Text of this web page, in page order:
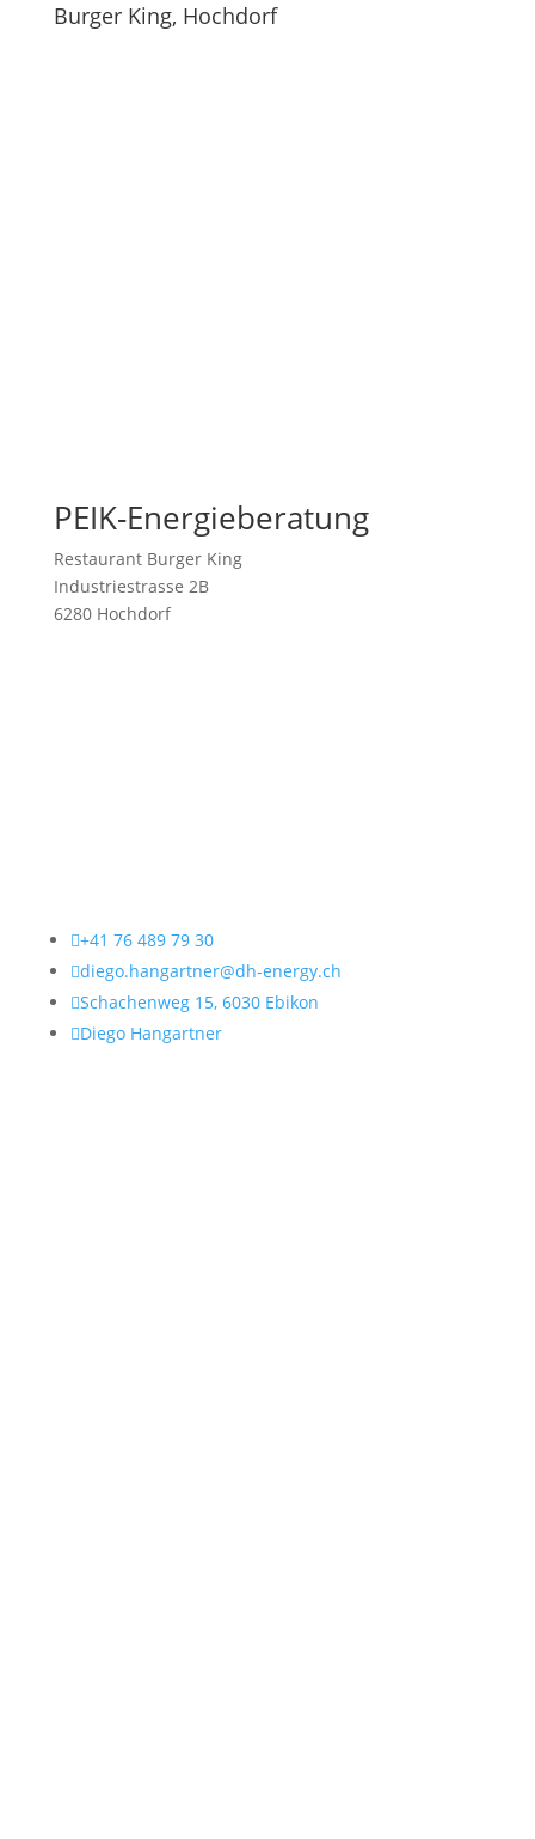
Burger King, Hochdorf
PEIK-Energieberatung
Restaurant Burger King
Industriestrasse 2B
6280 Hochdorf
+41 76 489 79 30
diego.hangartner@dh-energy.ch
Schachenweg 15, 6030 Ebikon
Diego Hangartner